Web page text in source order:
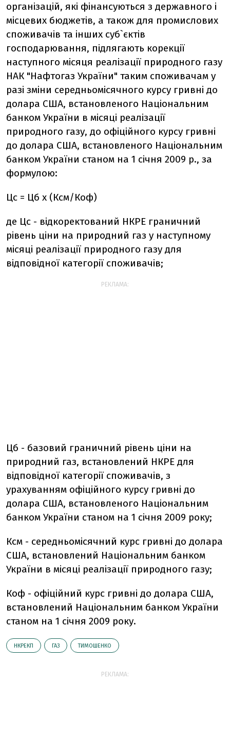
організацій, які фінансуються з державного і
місцевих бюджетів, а також для промислових
споживачів та інших суб`єктів
господарювання, підлягають корекції
наступного місяця реалізації природного газу
НАК "Нафтогаз України" таким споживачам у
разі зміни середньомісячного курсу гривні до
долара США, встановленого Національним
банком України в місяці реалізації
природного газу, до офіційного курсу гривні
до долара США, встановленого Національним
банком України станом на 1 січня 2009 р., за
формулою:
Цс = Цб х (Ксм/Коф)
де Цс - відкоректований НКРЕ граничний
рівень ціни на природний газ у наступному
місяці реалізації природного газу для
відповідної категорії споживачів;
РЕКЛАМА:
Цб - базовий граничний рівень ціни на
природний газ, встановлений НКРЕ для
відповідної категорії споживачів, з
урахуванням офіційного курсу гривні до
долара США, встановленого Національним
банком України станом на 1 січня 2009 року;
Ксм - середньомісячний курс гривні до долара
США, встановлений Національним банком
України в місяці реалізації природного газу;
Коф - офіційний курс гривні до долара США,
встановлений Національним банком України
станом на 1 січня 2009 року.
НКРЕКП ГАЗ ТИМОШЕНКО
РЕКЛАМА: